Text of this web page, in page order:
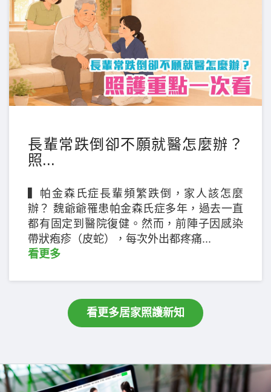
長輩常跌倒卻不願就醫怎麼辦？
照...
▍帕金森氏症長輩頻繁跌倒，家人該怎麼
辦？ 魏爺爺罹患帕金森氏症多年，過去一直
都有固定到醫院復健。然而，前陣子因感染
帶狀疱疹（皮蛇），每次外出都疼痛...
看更多
看更多居家照護新知